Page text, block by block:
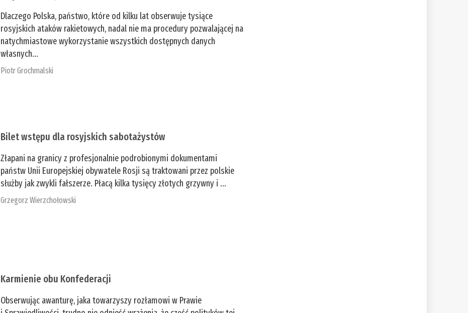
Dlaczego Polska, państwo, które od kilku lat obserwuje tysiące
rosyjskich ataków rakietowych, nadal nie ma procedury pozwalającej na
natychmiastowe wykorzystanie wszystkich dostępnych danych
własnych...
Piotr Grochmalski
Bilet wstępu dla rosyjskich sabotażystów
Złapani na granicy z profesjonalnie podrobionymi dokumentami
państw Unii Europejskiej obywatele Rosji są traktowani przez polskie
służby jak zwykli fałszerze. Płacą kilka tysięcy złotych grzywny i ...
Grzegorz Wierzchołowski
Karmienie obu Konfederacji
Obserwując awanturę, jaka towarzyszy rozłamowi w Prawie